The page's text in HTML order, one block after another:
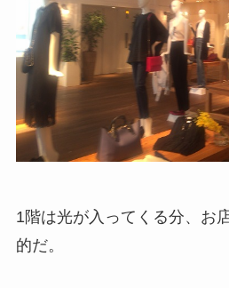
1階は光が入ってくる分、お
的だ。